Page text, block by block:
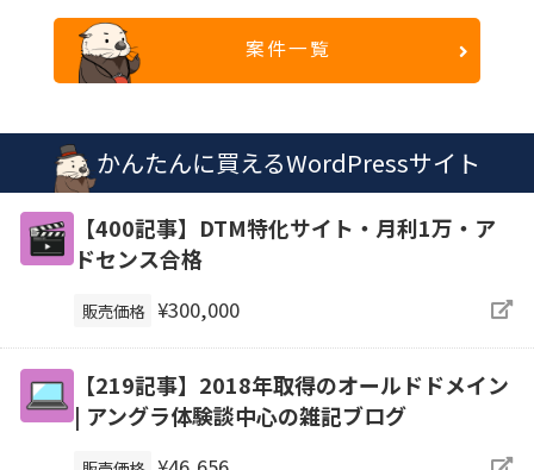
案件一覧
かんたんに買えるWordPressサイト
【400記事】DTM特化サイト・月利1万・ア
ドセンス合格
販売価格 ¥300,000
【219記事】2018年取得のオールドドメイン
| アングラ体験談中心の雑記ブログ